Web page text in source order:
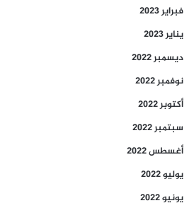
فبراير 2023
يناير 2023
ديسمبر 2022
نوفمبر 2022
أكتوبر 2022
سبتمبر 2022
أغسطس 2022
يوليو 2022
يونيو 2022